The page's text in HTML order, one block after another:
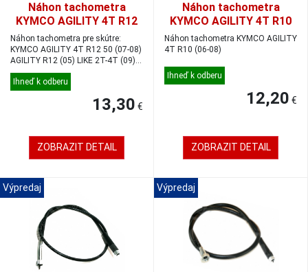
Náhon tachometra
KYMCO AGILITY 4T R12
50 (07-08)/AGILITY R12
(05)/LIKE 2T-4T
(09)/AGILITY 4T 125
(06)/AGILITY 4T EÚ3 125
Náhon tachometra pre skútre:
KYMCO AGILITY 4T R12 50 (07-08)
AGILITY R12 (05) LIKE 2T-4T (09)
AGILIT...
Ihneď k odberu
13,30 €
ZOBRAZIT DETAIL
Náhon tachometra
KYMCO AGILITY 4T R10
(06-08)
Náhon tachometra KYMCO AGILITY
4T R10 (06-08)
Ihneď k odberu
12,20 €
ZOBRAZIT DETAIL
Výpredaj Výpredaj